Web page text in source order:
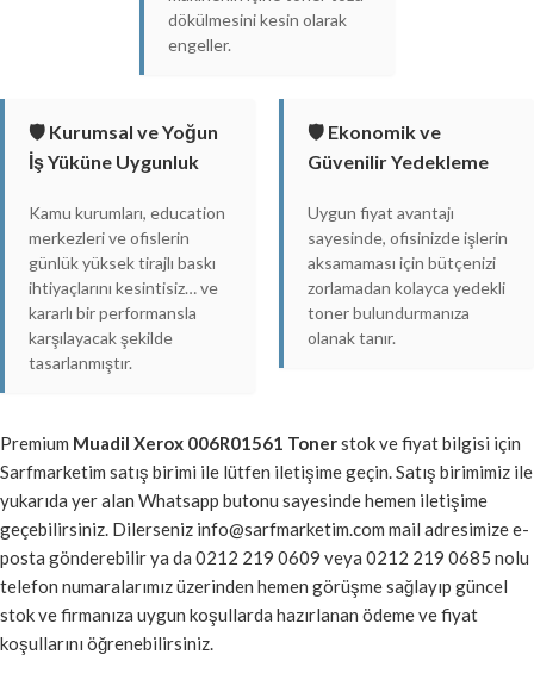
dökülmesini kesin olarak
engeller.
🛡️ Kurumsal ve Yoğun
İş Yüküne Uygunluk
Kamu kurumları, education
merkezleri ve ofislerin
günlük yüksek tirajlı baskı
ihtiyaçlarını kesintisiz… ve
kararlı bir performansla
karşılayacak şekilde
tasarlanmıştır.
🛡️ Ekonomik ve
Güvenilir Yedekleme
Uygun fiyat avantajı
sayesinde, ofisinizde işlerin
aksamaması için bütçenizi
zorlamadan kolayca yedekli
toner bulundurmanıza
olanak tanır.
Premium Muadil Xerox 006R01561 Tonerstok ve fiyat bilgisi için
Sarfmarketim satış birimi ile lütfen iletişime geçin. Satış birimimiz ile
yukarıda yer alan Whatsapp butonu sayesinde hemen iletişime
geçebilirsiniz. Dilerseniz info@sarfmarketim.com mail adresimize e-
posta gönderebilir ya da 0212 219 0609 veya 0212 219 0685 nolu
telefon numaralarımız üzerinden hemen görüşme sağlayıp güncel
stok ve firmanıza uygun koşullarda hazırlanan ödeme ve fiyat
koşullarını öğrenebilirsiniz.